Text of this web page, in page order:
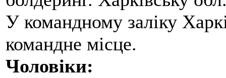
У командному заліку
командне місце.
Чоловіки: